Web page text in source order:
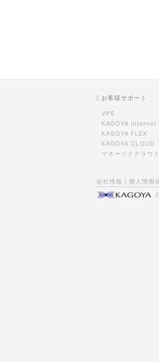
お客様サポート
VPS
KAGOYA Internet
KAGOYA FLEX
KAGOYA CLOUD
マネージドクラウ
会社情報 個人情報